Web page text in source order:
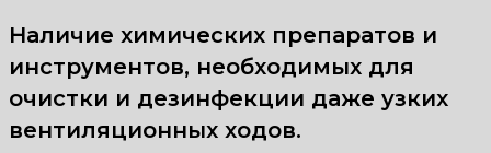
Наличие химических препаратов и
инструментов, необходимых для
очистки и дезинфекции даже узких
вентиляционных ходов.